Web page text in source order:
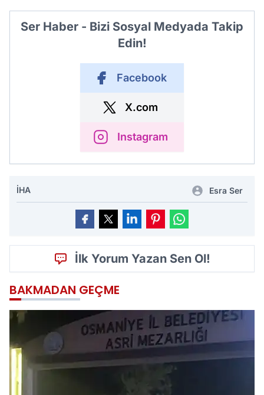
Ser Haber - Bizi Sosyal Medyada Takip
Edin!
Facebook
X.com
Instagram
İHA Esra Ser
İlk Yorum Yazan Sen Ol!
BAKMADAN GEÇME